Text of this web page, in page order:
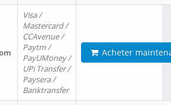
Visa /
Mastercard /
CCAvenue /
Paytm /
PayUMoney /
UPi Transfer /
Paysera /
Banktransfer
Acheter